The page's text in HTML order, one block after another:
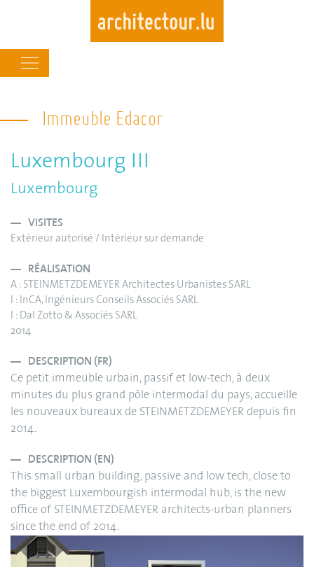
main
navigation
Immeuble Edacor
Luxembourg III
Luxembourg
VISITES
Extérieur autorisé / Intérieur sur demande
RÉALISATION
A : STEINMETZDEMEYER Architectes Urbanistes SARL
I : InCA, Ingénieurs Conseils Associés SARL
I : Dal Zotto & Associés SARL
2014
DESCRIPTION (FR)
Ce petit immeuble urbain, passif et low-tech, à deux
minutes du plus grand pôle intermodal du pays, accueille
les nouveaux bureaux de STEINMETZDEMEYER depuis fin
2014.
DESCRIPTION (EN)
This small urban building, passive and low tech, close to
the biggest Luxembourgish intermodal hub, is the new
office of STEINMETZDEMEYER architects-urban planners
since the end of 2014.